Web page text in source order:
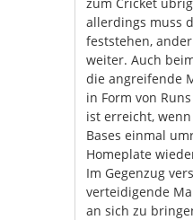
allerdings muss
feststehen,
weiter. Auch
die angreifende
in Form von
ist erreicht,
Bases einmal
Homeplate
Im Gegenzug
verteidigende
an sich zu